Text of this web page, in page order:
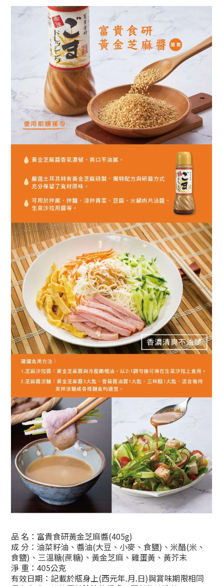
品 名：富貴食研黃金芝麻醬(405g)
成 分：油菜籽油、醬油(大豆、小麥、食鹽)、米醋(米、
食鹽)、三溫糖(蔗糖)、黃金芝麻、雞蛋黃、黃芥末
淨 重：405公克
有效日期：記載於瓶身上(西元年.月.日)與賞味期限相同